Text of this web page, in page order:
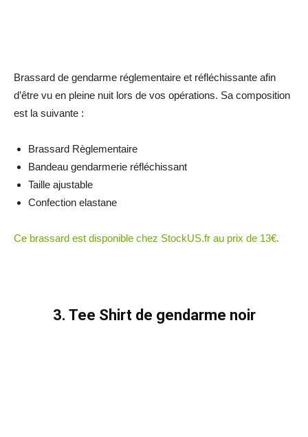
Brassard de gendarme réglementaire et réfléchissante afin
d’être vu en pleine nuit lors de vos opérations. Sa composition
est la suivante :
Brassard Règlementaire
Bandeau gendarmerie réfléchissant
Taille ajustable
Confection elastane
Ce brassard est disponible chez StockUS.fr au prix de 13€.
3. Tee Shirt de gendarme noir